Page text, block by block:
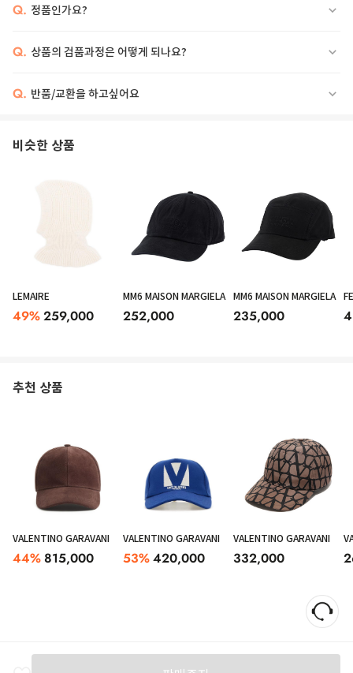
"V LOGO SIGNATURE" BEANIE VALENTINO'S "V LOGO SIGNATURE"
COMFORT AND STYLE IN ONE HIGH-QUALITY PRODUCT. || - RIBBED
WORKMANSHIP - SIGNATURE V LOGO EMBROIDERY ON THE FRONT || FOR
YOUR ESSENTIALS CLOSE AT HAND.
Q. 정품인가요?
Q. 상품의 검품과정은 어떻게 되나요?
Q. 반품/교환을 하고싶어요
비슷한 상품
LEMAIRE
49%259,000
MM6 MAISON MARGIELA
252,000
MM6 MAISON MARGIELA
235,000
추천 상품
VALENTINO GARAVANI
44%815,000
VALENTINO GARAVANI
53%420,000
VALENTINO GARAVANI
332,000